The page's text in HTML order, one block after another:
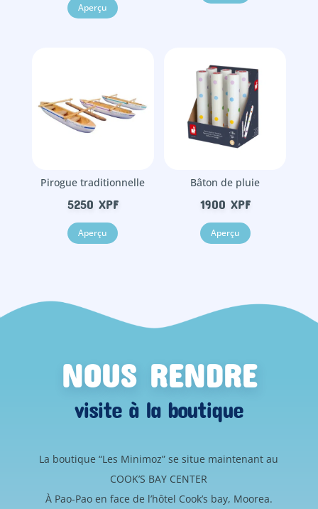
Aperçu
Pirogue traditionnelle
5250 XPF
Aperçu
Bâton de pluie
1900 XPF
Aperçu
NOUS RENDRE
visite à la boutique
La boutique “Les Minimoz” se situe maintenant au
COOK’S BAY CENTER
À Pao-Pao en face de l’hôtel Cook’s bay, Moorea.